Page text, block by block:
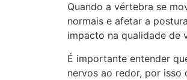
Quando a vértebra se
normais e afetar a
impacto na qualidade de
É importante entender
nervos ao redor, por isso